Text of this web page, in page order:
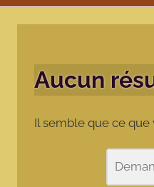
Aucun
Il semble que ce que